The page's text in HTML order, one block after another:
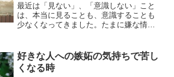
最近は「見ない」、「意識しない」こと
は、本当に見ることも、意識することも
少なくなってきました。たまに嫌な情報
忘れてしまいます。世の中には不安にさ
せる情報もまだ割と多くあ...
好きな人への嫉妬の気持ちで苦し
くなる時